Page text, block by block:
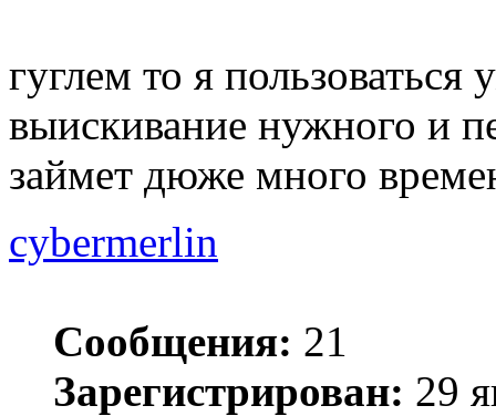
гуглем то я
выискивание нужного и
займет дюже много
cybermerlin
Сообщения: 21
Зарегистрирован: 29